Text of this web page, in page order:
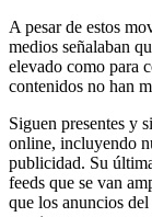
A pesar de estos
medios señalaban
elevado como para
contenidos no han
Siguen presentes y
online, incluyendo
publicidad. Su
feeds que se van
que los anuncios